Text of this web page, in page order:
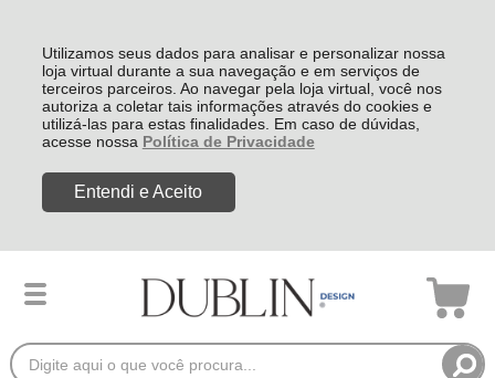
Utilizamos seus dados para analisar e personalizar nossa
loja virtual durante a sua navegação e em serviços de
terceiros parceiros. Ao navegar pela loja virtual, você nos
autoriza a coletar tais informações através do cookies e
utilizá-las para estas finalidades. Em caso de dúvidas,
acesse nossa Política de Privacidade
Entendi e Aceito